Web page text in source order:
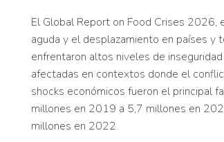
El Global Report on Food Crises 2026,
aguda y el desplazamiento en países
enfrentaron altos niveles de
afectadas en contextos donde el
shocks económicos fueron el principal
millones en 2019 a 5,7 millones en
millones en 2022.